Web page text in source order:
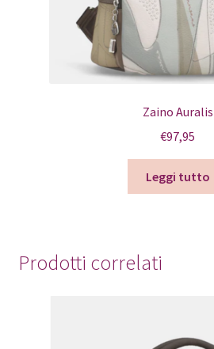
Zaino Auralis
€97,95
Leggi tutto
Prodotti correlati